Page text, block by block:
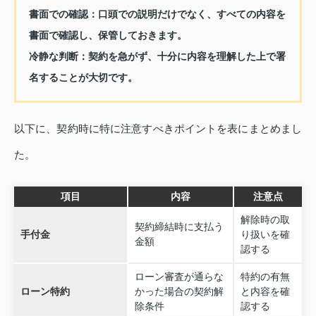
書面での確認： 口頭での説明だけでなく、すべての内容を
書面で確認し、保管しておきます。
冷静な判断： 契約を急がず、十分に内容を理解した上で署
名することが大切です。
以下に、契約時に特に注意すべきポイントを表にまとめまし
た。
項目 内容 注意点
手付金
契約締結時に支払う
金額
解除時の取
り扱いを確
認する
ローン特約
ローン審査が通らな
かった場合の契約解
除条件
特約の有無
と内容を確
認する